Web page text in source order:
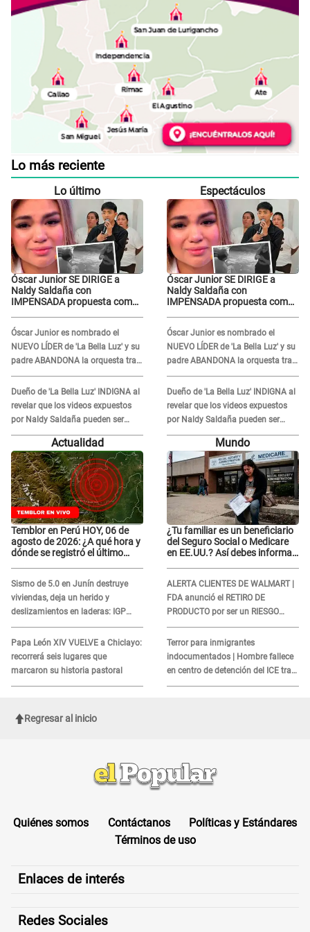
Lo más reciente
Lo último
Óscar Junior SE DIRIGE a
Naldy Saldaña con
IMPENSADA propuesta como
ley..."
Óscar Junior es nombrado el
NUEVO LÍDER de 'La Bella Luz' y su
padre ABANDONA la orquesta tras
caso Naldy Saldaña: "Son
errores..."
Dueño de 'La Bella Luz' INDIGNA al
revelar que los videos expuestos
por Naldy Saldaña pueden ser
EDITADOS: "Yo tengo sus dos
Espectáculos
Óscar Junior SE DIRIGE a
Naldy Saldaña con
IMPENSADA propuesta como
ley..."
Óscar Junior es nombrado el
NUEVO LÍDER de 'La Bella Luz' y su
padre ABANDONA la orquesta tras
caso Naldy Saldaña: "Son
errores..."
Dueño de 'La Bella Luz' INDIGNA al
revelar que los videos expuestos
por Naldy Saldaña pueden ser
EDITADOS: "Yo tengo sus dos
Actualidad
Temblor en Perú HOY, 06 de
agosto de 2026: ¿A qué hora y
dónde se registró el último
Sismo de 5.0 en Junín destruye
viviendas, deja un herido y
deslizamientos en laderas: IGP
alerta sobre posibles réplicas
Papa León XIV VUELVE a Chiclayo:
recorrerá seis lugares que
marcaron su historia pastoral
Mundo
¿Tu familiar es un beneficiario
del Seguro Social o Medicare
en EE.UU.? Así debes informar
ALERTA CLIENTES DE WALMART |
FDA anunció el RETIRO DE
PRODUCTO por ser un RIESGO
MORTAL para consumidores: ¿Cuál
es?
Terror para inmigrantes
indocumentados | Hombre fallece
en centro de detención del ICE tras
sufrir una "emergencia médica"
Regresar al inicio
Quiénes somos Contáctanos
Políticas y Estándares
Términos de uso
Enlaces de interés
Redes Sociales